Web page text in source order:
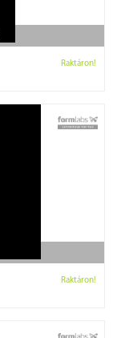
Raktáron!
Raktáron!